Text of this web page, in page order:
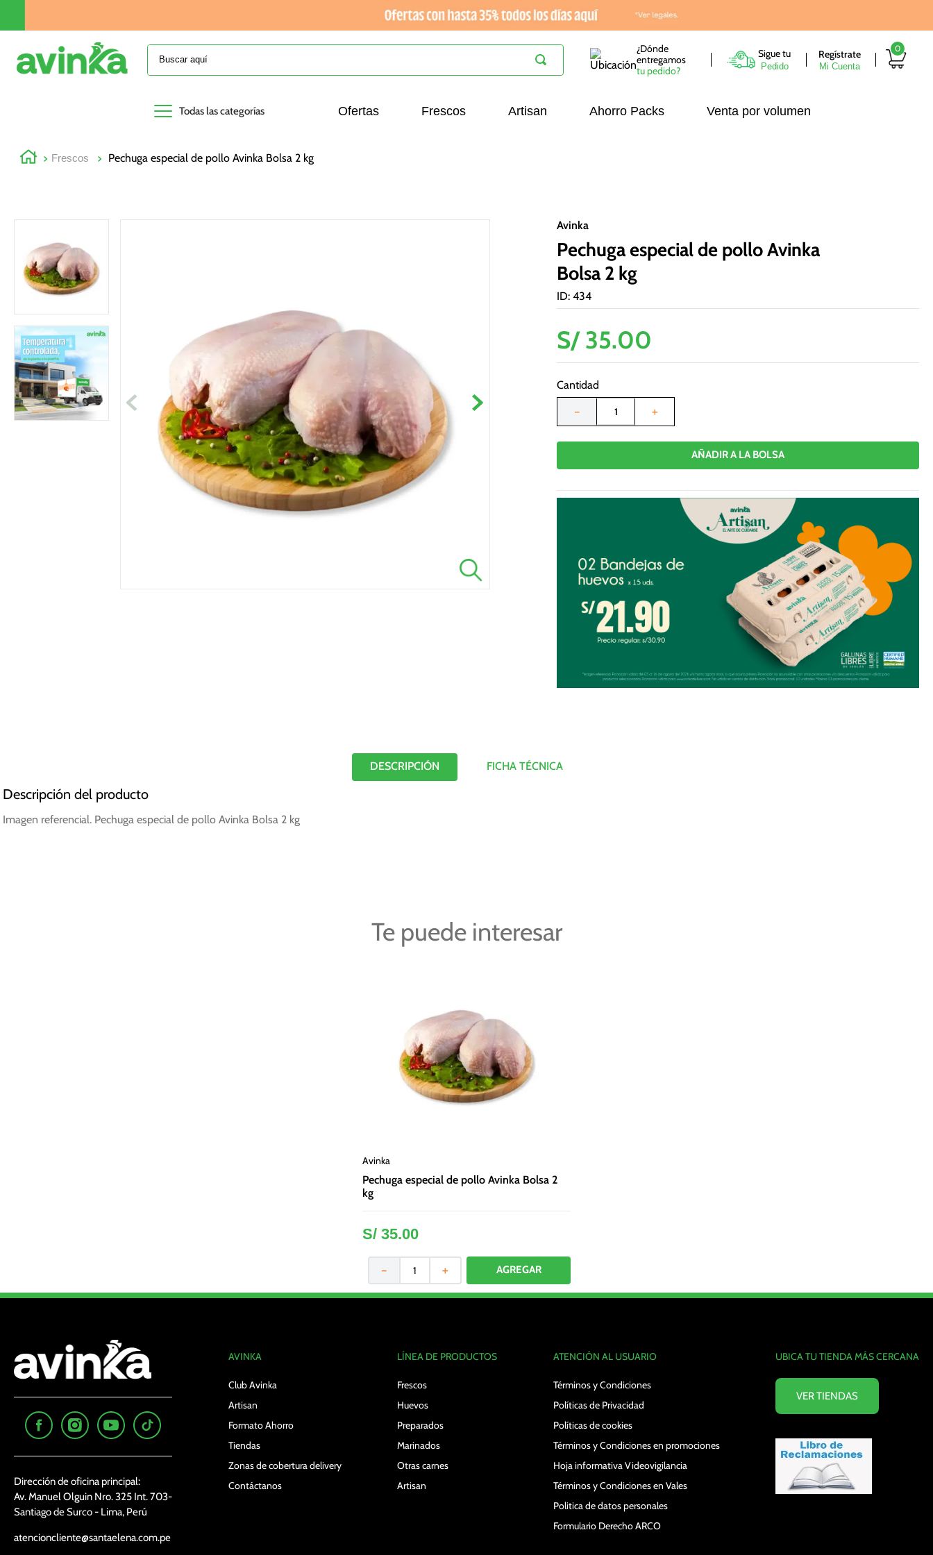
Buscar aquí
¿Dónde
entregamos
tu pedido?
Sigue tu
Pedido
0
Todas las categorías Ofertas Frescos Artisan Ahorro Packs Venta por volumen
Frescos Pechuga especial de pollo Avinka Bolsa 2 kg
Avinka
Pechuga especial de pollo Avinka
Bolsa 2 kg
ID:434
S/ 35.00
Cantidad
＋
－
AÑADIR A LA BOLSA
DESCRIPCIÓN FICHA TÉCNICA
Descripción del producto
Imagen referencial. Pechuga especial de pollo Avinka Bolsa 2 kg
Te puede interesar
Avinka
Pechuga especial de pollo Avinka Bolsa 2
kg
S/ 35.00
＋
－
Dirección de oficina principal:
Av. Manuel Olguin Nro. 325 Int. 703-
Santiago de Surco - Lima, Perú
atencioncliente@santaelena.com.pe
AVINKA
Club Avinka
Artisan
Formato Ahorro
Tiendas
Zonas de cobertura delivery
Contáctanos
LÍNEA DE PRODUCTOS
Frescos
Huevos
Preparados
Marinados
Otras carnes
Artisan
ATENCIÓN AL USUARIO
Términos y Condiciones
Políticas de Privacidad
Políticas de cookies
Términos y Condiciones en promociones
Hoja informativa Videovigilancia
Términos y Condiciones en Vales
Politica de datos personales
Formulario Derecho ARCO
UBICA TU TIENDA MÁS CERCANA
VER TIENDAS